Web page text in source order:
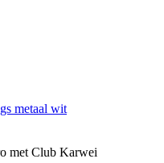
metaal wit
met Club Karwei